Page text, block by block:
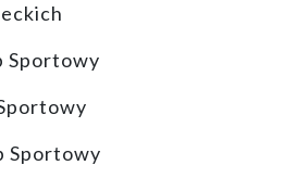
Sportowy
Sportowy